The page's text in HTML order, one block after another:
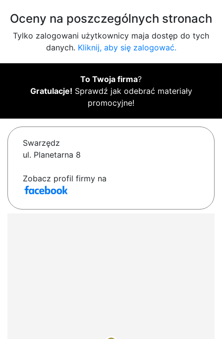
Oceny na poszczególnych stronach
Tylko zalogowani użytkownicy maja dostęp do tych
danych. Kliknij, aby się zalogować.
To Twoja firma?
Gratulacje! Sprawdź jak odebrać materiały
promocyjne!
Swarzędz
ul. Planetarna 8
Zobacz profil firmy na